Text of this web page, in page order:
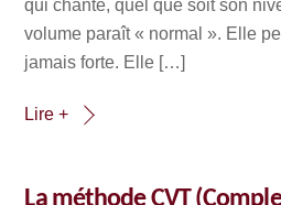
qui chante, quel que soit son
volume paraît « normal ». Elle
jamais forte. Elle […]
Lire +
La méthode CVT